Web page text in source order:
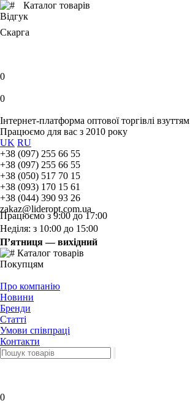
Каталог товарів
Відгук
Скарга
0
0
Інтернет-платформа оптової торгівлі взуттям
Працюємо для вас з 2010 року
UK RU
+38 (097) 255 66 55
+38 (097) 255 66 55
+38 (050) 517 70 15
+38 (093) 170 15 61
+38 (044) 390 93 26
zakaz@lideropt.com.ua
Працюємо з 9:00 до 17:00
Неділя: з 10:00 до 15:00
П’ятниця — вихідний
Каталог товарів
Покупцям
Про компанію
Новини
Бренди
Статті
Умови співпраці
Контакти
0